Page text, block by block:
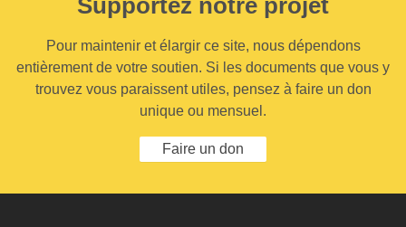
Supportez notre projet
Pour maintenir et élargir ce site, nous dépendons
entièrement de votre soutien. Si les documents que vous y
trouvez vous paraissent utiles, pensez à faire un don
unique ou mensuel.
Faire un don